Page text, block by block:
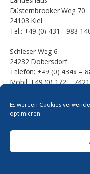
Es werden Cookies
optimieren.
Düsternbrooker Weg 70
24103 Kiel
Tel.: +49 (0) 431 - 988
Schleser Weg 6
24232 Dobersdorf
Telefon: +49 (0) 4348 –
Mobil: +49 (0) 172 –
E-Mail:
mail [at] werner-kalinka
Pressefotos